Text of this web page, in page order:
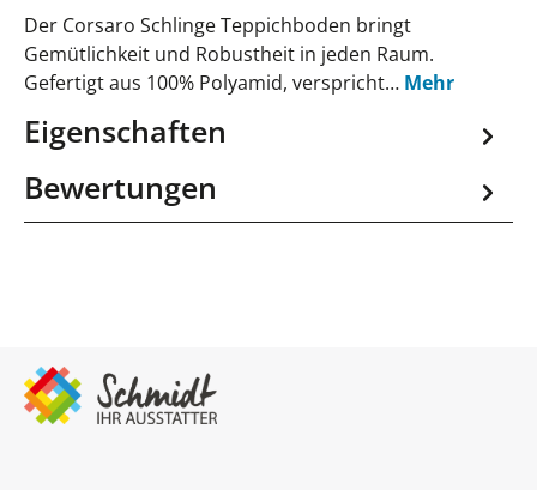
Der Corsaro Schlinge Teppichboden bringt
Gemütlichkeit und Robustheit in jeden Raum.
Gefertigt aus 100% Polyamid, verspricht… Mehr
Eigenschaften
Bewertungen